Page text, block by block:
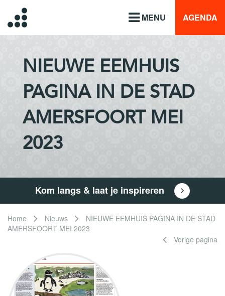
MENU AGENDA
NIEUWE EEMHUIS
PAGINA IN DE STAD
AMERSFOORT MEI
2023
Kom langs & laat je inspireren
Home Nieuws
NIEUWE EEMHUIS PAGINA IN DE STAD
AMERSFOORT MEI 2023
Vorige pagina